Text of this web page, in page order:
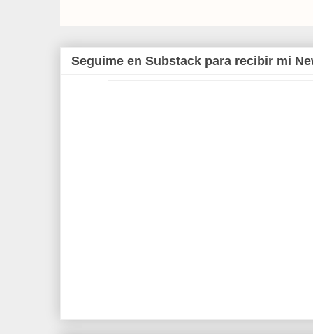
Seguime en Substack para recibir mi